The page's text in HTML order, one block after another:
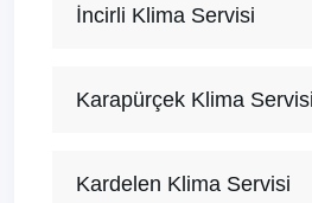
İncirli Klima Servisi
Karapürçek Klima Servisi
Kardelen Klima Servisi